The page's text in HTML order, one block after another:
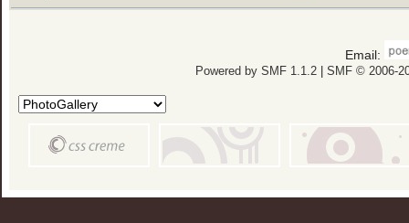
Email:
Powered by SMF 1.1.2| SMF © 2006-